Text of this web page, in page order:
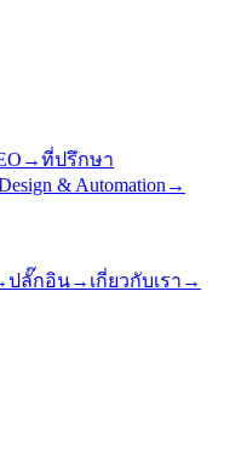
→ที่ปรึกษา
& Automation →
ปลั๊กอิน→ เกี่ยวกับเรา →